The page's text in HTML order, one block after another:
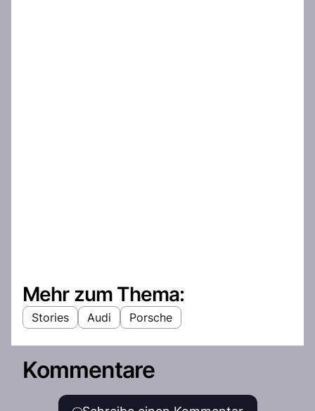
Mehr zum Thema:
Stories Audi Porsche
Kommentare